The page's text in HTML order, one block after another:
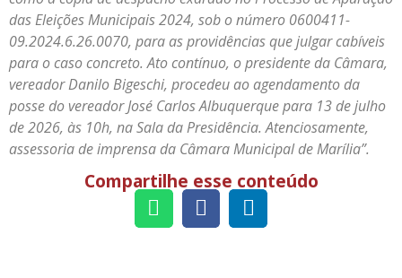
das Eleições Municipais 2024, sob o número 0600411-
09.2024.6.26.0070, para as providências que julgar cabíveis
para o caso concreto. Ato contínuo, o presidente da Câmara,
vereador Danilo Bigeschi, procedeu ao agendamento da
posse do vereador José Carlos Albuquerque para 13 de julho
de 2026, às 10h, na Sala da Presidência. Atenciosamente,
assessoria de imprensa da Câmara Municipal de Marília”.
Compartilhe esse conteúdo